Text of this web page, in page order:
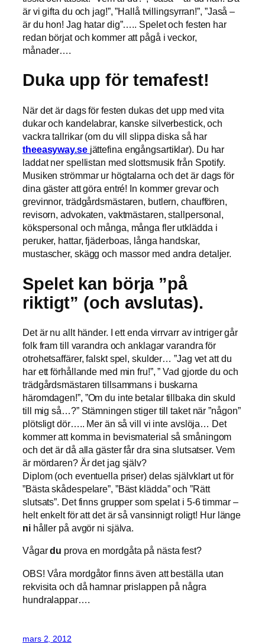
är vi gifta du och jag!”, ”Hallå tvillingsyrran!”, ”Jaså –
är du hon! Jag hatar dig”….. Spelet och festen har
redan börjat och kommer att pågå i veckor,
månader….
Duka upp för temafest!
När det är dags för festen dukas det upp med vita
dukar och kandelabrar, kanske silverbestick, och
vackra tallrikar (om du vill slippa diska så har
theeasyway.se jättefina engångsartiklar). Du har
laddat ner spellistan med slottsmusik från Spotify.
Musiken strömmar ur högtalarna och det är dags för
dina gäster att göra entré! In kommer grevar och
grevinnor, trädgårdsmästaren, butlern, chauffören,
revisorn, advokaten, vaktmästaren, stallpersonal,
kökspersonal och många, många fler utklädda i
peruker, hattar, fjäderboas, långa handskar,
mustascher, skägg och massor med andra detaljer.
Spelet kan börja ”på
riktigt” (och avslutas).
Det är nu allt händer. I ett enda virrvarr av intriger går
folk fram till varandra och anklagar varandra för
otrohetsaffärer, falskt spel, skulder… ”Jag vet att du
har ett förhållande med min fru!”, ” Vad gjorde du och
trädgårdsmästaren tillsammans i buskarna
häromdagen!”, ”Om du inte betalar tillbaka din skuld
till mig så…?” Stämningen stiger till taket när ”någon”
plötsligt dör….. Mer än så vill vi inte avslöja… Det
kommer att komma in bevismaterial så småningom
och det är då alla gäster får dra sina slutsatser. Vem
är mördaren? Är det jag själv?
Diplom (och eventuella priser) delas självklart ut för
”Bästa skådespelare”, ”Bäst klädda” och ”Rätt
slutsats”. Det finns grupper som spelat i 5-6 timmar –
helt enkelt för att det är så vansinnigt roligt! Hur länge
nihåller på avgör ni själva.
Vågardu prova en mordgåta på nästa fest?
OBS! Våra mordgåtor finns även att beställa utan
rekvisita och då hamnar prislappen på några
hundralappar….
mars 2, 2012